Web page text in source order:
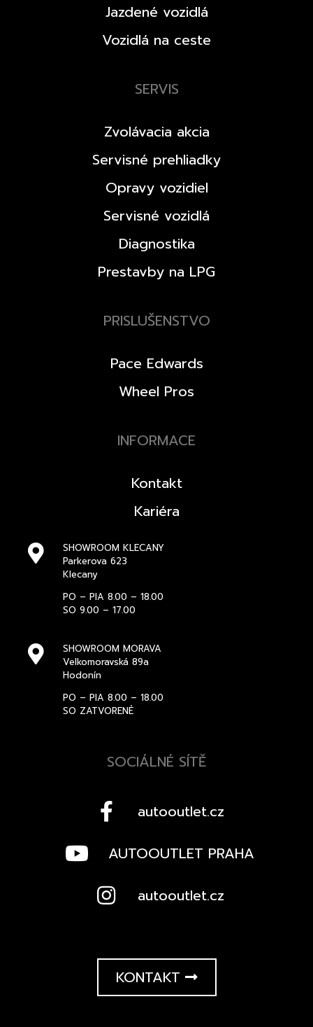
Jazdené vozidlá
Vozidlá na ceste
SERVIS
Zvolávacia akcia
Servisné prehliadky
Opravy vozidiel
Servisné vozidlá
Diagnostika
Prestavby na LPG
PRISLUŠENSTVO
Pace Edwards
Wheel Pros
INFORMACE
Kontakt
Kariéra
SHOWROOM KLECANY
Parkerova 623
Klecany
PO – PIA 8.00 – 18.00
SO 9.00 – 17.00
SHOWROOM MORAVA
Velkomoravská 89a
Hodonín
PO – PIA 8.00 – 18.00
SO ZATVORENÉ
SOCIÁLNÉ SÍTĚ
autooutlet.cz
AUTOOUTLET PRAHA
autooutlet.cz
KONTAKT